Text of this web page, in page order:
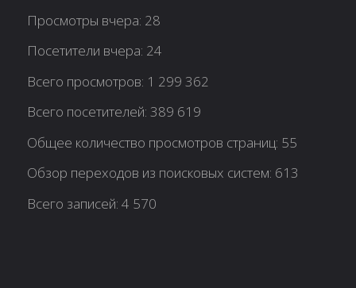
Просмотры вчера: 28
Посетители вчера: 24
Всего просмотров: 1 299 362
Всего посетителей:389 619
Общее количество просмотров страниц: 55
Обзор переходов из поисковых систем: 613
Всего записей:4 570